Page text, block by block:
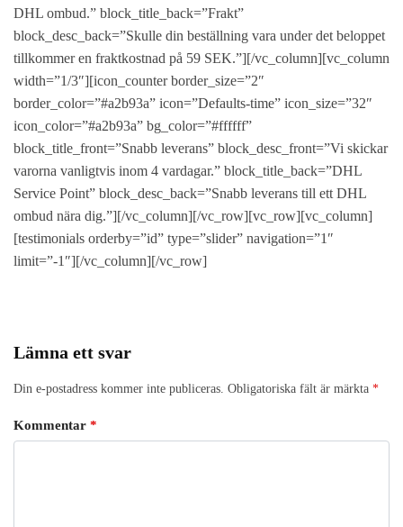
DHL ombud.” block_title_back=”Frakt”
block_desc_back=”Skulle din beställning vara under det beloppet
tillkommer en fraktkostnad på 59 SEK.”][/vc_column][vc_column
width=”1/3″][icon_counter border_size=”2″
border_color=”#a2b93a” icon=”Defaults-time” icon_size=”32″
icon_color=”#a2b93a” bg_color=”#ffffff”
block_title_front=”Snabb leverans” block_desc_front=”Vi skickar
varorna vanligtvis inom 4 vardagar.” block_title_back=”DHL
Service Point” block_desc_back=”Snabb leverans till ett DHL
ombud nära dig.”][/vc_column][/vc_row][vc_row][vc_column]
[testimonials orderby=”id” type=”slider” navigation=”1″
limit=”-1″][/vc_column][/vc_row]
Lämna ett svar
Din e-postadress kommer inte publiceras. Obligatoriska fält är märkta *
Kommentar *
besök. Om
du nekar de
här kakorna
funktionalitet
att försvinna
hemsidan.
Marknadsföring
Genom att dela
med dig av dina
intressen och ditt
beteende när du